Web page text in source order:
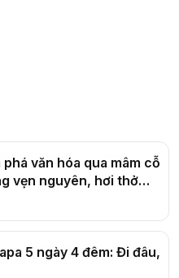
văn hóa qua mâm cỗ
vẹn nguyên, hơi thở
5 ngày 4 đêm: Đi đâu,